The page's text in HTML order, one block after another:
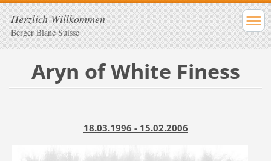
Herzlich Willkommen
Berger Blanc Suisse
Aryn of White Finess
18.03.1996 - 15.02.2006